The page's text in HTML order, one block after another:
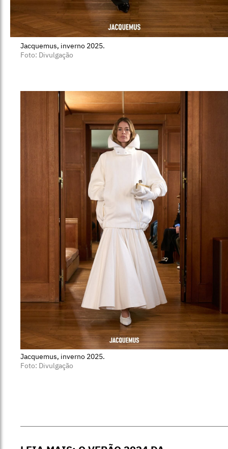
Jacquemus, inverno 2025.
Foto: Divulgação
Jacquemus, inverno 2025.
Foto: Divulgação